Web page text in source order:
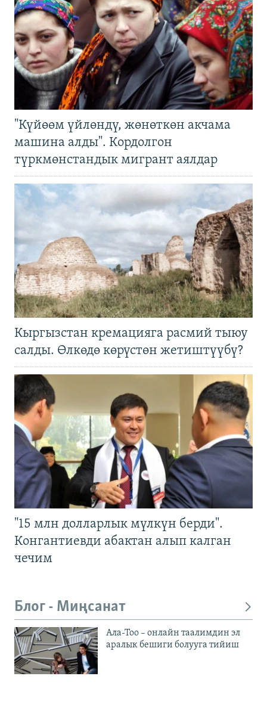
"Күйөөм үйлөндү, жөнөткөн акчама
машина алды". Кордолгон
түркмөнстандык мигрант аялдар
Кыргызстан кремацияга расмий тыюу
салды. Өлкөдө көрүстөн жетиштүүбү?
"15 млн долларлык мүлкүн берди".
Конгантиевди абактан алып калган
чечим
Блог - Миңсанат
Ала-Тоо – онлайн таалимдин эл
аралык бешиги болууга тийиш